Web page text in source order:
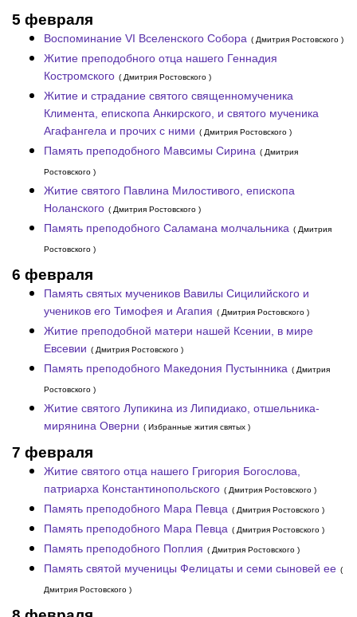
5 февраля
Воспоминание VI Вселенского Собора ( Дмитрия Ростовского )
Житие преподобного отца нашего Геннадия
Костромского ( Дмитрия Ростовского )
Житие и страдание святого священномученика
Климента, епископа Анкирского, и святого мученика
Агафангела и прочих с ними ( Дмитрия Ростовского )
Память преподобного Мавсимы Сирина ( Дмитрия
Ростовского )
Житие святого Павлина Милостивого, епископа
Ноланского ( Дмитрия Ростовского )
Память преподобного Саламана молчальника ( Дмитрия
Ростовского )
6 февраля
Память святых мучеников Вавилы Сицилийского и
учеников его Тимофея и Агапия ( Дмитрия Ростовского )
Житие преподобной матери нашей Ксении, в мире
Евсевии ( Дмитрия Ростовского )
Память преподобного Македония Пустынника ( Дмитрия
Ростовского )
Житие святого Лупикина из Липидиако, отшельника-
мирянина Оверни ( Избранные жития святых )
7 февраля
Житие святого отца нашего Григория Богослова,
патриарха Константинопольского ( Дмитрия Ростовского )
Память преподобного Мара Певца ( Дмитрия Ростовского )
Память преподобного Мара Певца ( Дмитрия Ростовского )
Память преподобного Поплия ( Дмитрия Ростовского )
Память святой мученицы Фелицаты и семи сыновей ее (
Дмитрия Ростовского )